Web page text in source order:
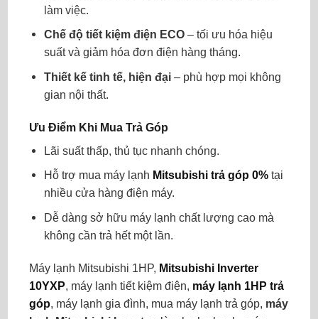
làm việc.
Chế độ tiết kiệm điện ECO– tối ưu hóa hiệu
suất và giảm hóa đơn điện hàng tháng.
Thiết kế tinh tế, hiện đại– phù hợp mọi không
gian nội thất.
Ưu Điểm Khi Mua Trả Góp
Lãi suất thấp, thủ tục nhanh chóng.
Hỗ trợ mua máy lạnh Mitsubishi trả góp 0%tại
nhiều cửa hàng điện máy.
Dễ dàng sở hữu máy lạnh chất lượng cao mà
không cần trả hết một lần.
Máy lạnh Mitsubishi 1HP, Mitsubishi Inverter
10YXP, máy lạnh tiết kiệm điện, máy lạnh 1HP trả
góp, máy lạnh gia đình, mua máy lạnh trả góp, máy